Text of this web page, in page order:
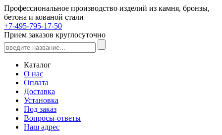
Профессиональное производство изделий из камня, бронзы,
бетона и кованой стали
+7-495-795-17-50
Прием заказов круглосуточно
Каталог
О нас
Оплата
Доставка
Установка
Под заказ
Вопросы-ответы
Наш адрес